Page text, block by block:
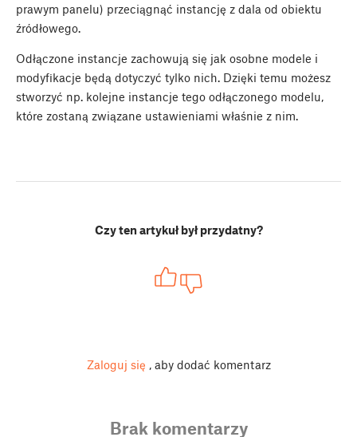
prawym panelu) przeciągnąć instancję z dala od obiektu
źródłowego.
Odłączone instancje zachowują się jak osobne modele i
modyfikacje będą dotyczyć tylko nich. Dzięki temu możesz
stworzyć np. kolejne instancje tego odłączonego modelu,
które zostaną związane ustawieniami właśnie z nim.
Czy ten artykuł był przydatny?
Zaloguj się , aby dodać komentarz
Brak komentarzy